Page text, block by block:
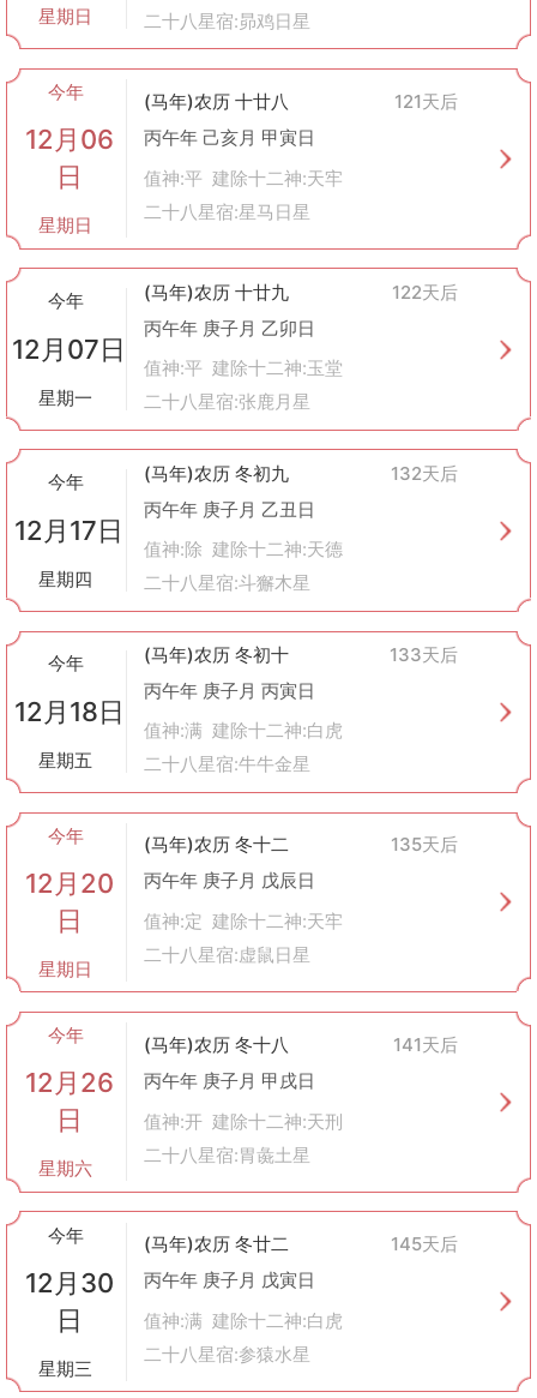
星期日
二十八星宿:昴鸡日星
今年
12月06
日
星期日
(马年)农历 十廿八
121天后
丙午年 己亥月 甲寅日
值神:平 建除十二神:天牢
二十八星宿:星马日星
今年
12月07日
星期一
(马年)农历 十廿九
122天后
丙午年 庚子月 乙卯日
值神:平 建除十二神:玉堂
二十八星宿:张鹿月星
今年
12月17日
星期四
(马年)农历 冬初九
132天后
丙午年 庚子月 乙丑日
值神:除 建除十二神:天德
二十八星宿:斗獬木星
今年
12月18日
星期五
(马年)农历 冬初十
133天后
丙午年 庚子月 丙寅日
值神:满 建除十二神:白虎
二十八星宿:牛牛金星
今年
12月20
日
星期日
(马年)农历 冬十二
135天后
丙午年 庚子月 戊辰日
值神:定 建除十二神:天牢
二十八星宿:虚鼠日星
今年
12月26
日
星期六
(马年)农历 冬十八
141天后
丙午年 庚子月 甲戌日
值神:开 建除十二神:天刑
二十八星宿:胃彘土星
今年
12月30
日
星期三
(马年)农历 冬廿二
145天后
丙午年 庚子月 戊寅日
值神:满 建除十二神:白虎
二十八星宿:参猿水星